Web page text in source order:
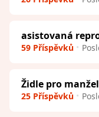
asistovaná
59 Příspěvků
Židle pro
25 Příspěvků